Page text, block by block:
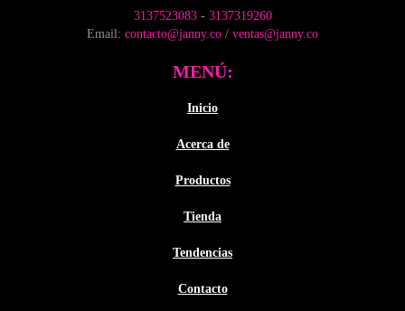
de
producto
3137523083- 3137319260
Email: contacto@janny.co / ventas@janny.co
MENÚ:
Inicio
Acerca de
Productos
Tienda
Tendencias
Contacto